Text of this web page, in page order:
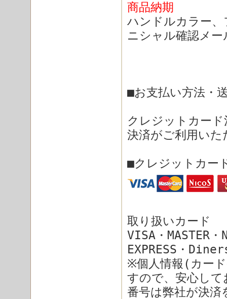
商品納期
ハンドルカラー
ニシャル確認メ
■お支払い方法・
クレジットカー
決済がご利用いた
■クレジットカー
取り扱いカード
VISA・MASTER・
EXPRESS・
※個人情報(カー
すので、安心し
番号は弊社が決